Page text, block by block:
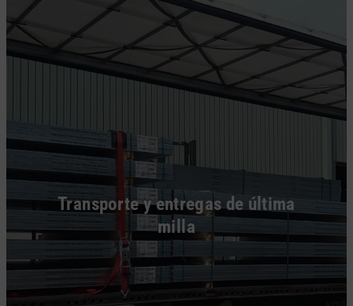
Transporte y entregas de última
milla